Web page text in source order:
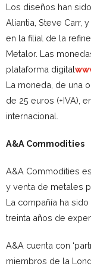
Los diseños han
Aliantia, Steve Carr,
en la filial de la
Metalor. Las
plataforma digital
La moneda, de una
de 25 euros (+IVA),
internacional.
A&A Commodities
A&A Commodities
y venta de metales
La compañía ha
treinta años de
A&A cuenta con
miembros de la